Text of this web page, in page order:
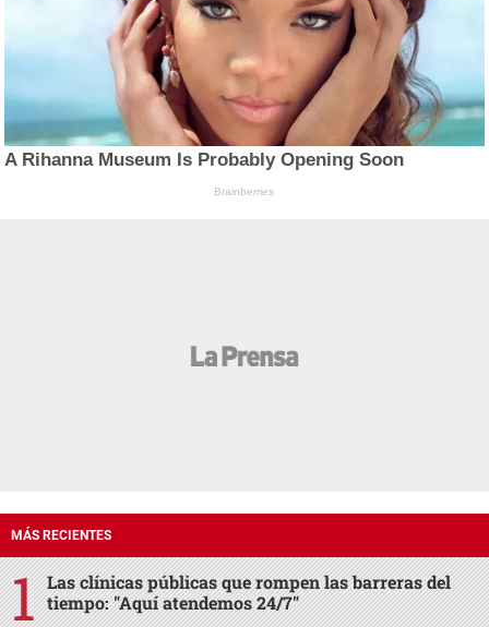
A Rihanna Museum Is Probably Opening Soon
Brainberries
MÁS RECIENTES
Las clínicas públicas que rompen las barreras del
tiempo: "Aquí atendemos 24/7"